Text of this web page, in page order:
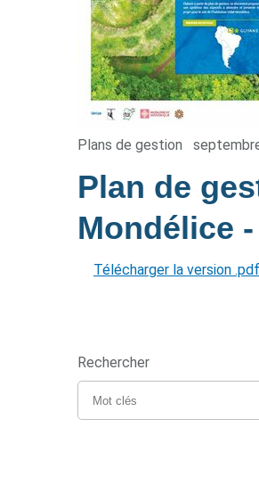
Plans de gestion
Plan de
Mondélice
Télécharger la version .pdf
Rechercher